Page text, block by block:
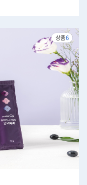
상품6